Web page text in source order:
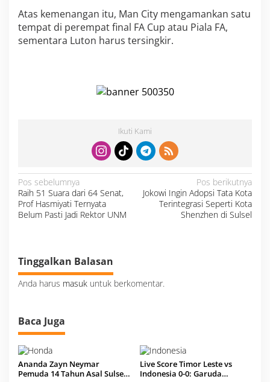
o
w
n
F
r
g
k
i
Atas kemenangan itu, Man City mengamankan satu
tempat di perempat final FA Cup atau Piala FA,
sementara Luton harus tersingkir.
Ikuti Kami
N
a
v
i
g
a
s
Pos sebelumnya
Raih 51 Suara dari 64 Senat,
Prof Hasmiyati Ternyata
Belum Pasti Jadi Rektor UNM
Pos berikutnya
Jokowi Ingin Adopsi Tata Kota
Terintegrasi Seperti Kota
Shenzhen di Sulsel
Tinggalkan Balasan
Anda harus masuk untuk berkomentar.
Baca Juga
Ananda Zayn Neymar
Pemuda 14 Tahun Asal Sulsel
Live Score Timor Leste vs
Indonesia 0-0: Garuda